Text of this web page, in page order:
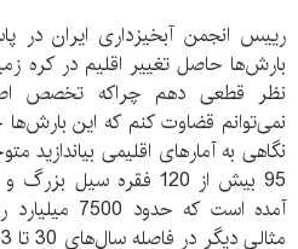
رییس انجمن آبخیزداری ایران در
بارش‌ها حاصل تغییر اقلیم در کره
نظر قطعی دهم چراکه تخصص
نمی‌توانم قضاوت کنم که این بارش‌ها
95 بیش از 120 فقره
آمده است که